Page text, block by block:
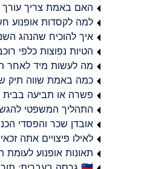
האם באמת צריך עורך
למה לקסדות אופנוע
איך להוכיח שהנהג
הטיות נפוצות כלפי
מה לעשות מיד לאחר
כמה באמת שווה תיק
פשרה או תביעה בבית
התהליך המשפטי
אובדן שכר והפסדי
לאילו פיצויים אתה
תאונות אופנוע